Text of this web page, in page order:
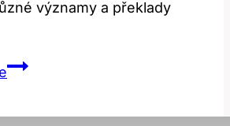
významy a překlady
Road: